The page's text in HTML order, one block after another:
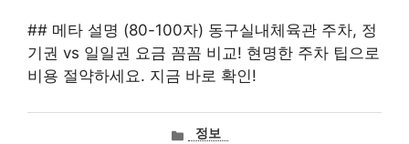
## 메타 설명 (80-100자) 동구실내체육관 주차, 정
기권 vs 일일권 요금 꼼꼼 비교! 현명한 주차 팁으로
비용 절약하세요. 지금 바로 확인!
카정보